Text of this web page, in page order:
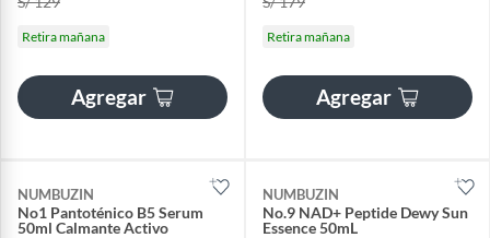
Retira mañana
Agregar
Retira mañana
Agregar
NUMBUZIN
No1 Pantoténico B5 Serum
50ml Calmante Activo
NUMBUZIN
No.9 NAD+ Peptide Dewy Sun
Essence 50mL